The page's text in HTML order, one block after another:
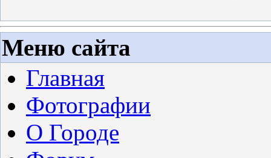
Меню сайта
Главная
Фотографии
О Городе